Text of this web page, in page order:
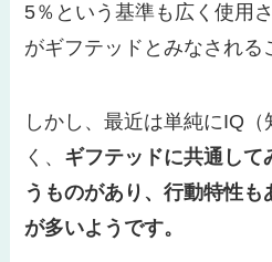
5％という基準も広く使用
がギフテッドとみなされる
しかし、最近は単純にIQ
く、 ギフテッドに共通して
うものがあり、行動特性も
が多いようです。